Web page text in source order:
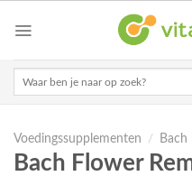
Voedingssupplementen / Bach
Bach Flower